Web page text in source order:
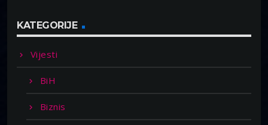
KATEGORIJE
Vijesti
BiH
Biznis